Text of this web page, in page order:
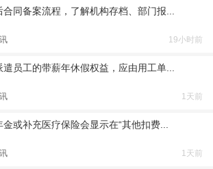
合同备案流程，了解机构存档、部门报...
19小时前
遣员工的带薪年休假权益，应由用工单...
1天前
金或补充医疗保险会显示在“其他扣费...
1天前